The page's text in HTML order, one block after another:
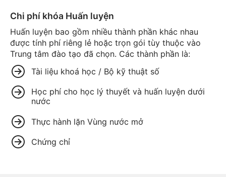
Chi phí khóa Huấn luyện
Huấn luyện bao gồm nhiều thành phần khác nhau
được tính phí riêng lẻ hoặc trọn gói tùy thuộc vào
Trung tâm đào tạo đã chọn. Các thành phần là:
Tài liệu khoá học / Bộ kỹ thuật số
Học phí cho học lý thuyết và huấn luyện dưới
nước
Thực hành lặn Vùng nước mở
Chứng chỉ